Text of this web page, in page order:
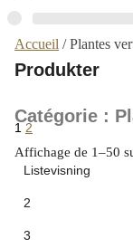
Accueil / Plantes
Produkter
Catégorie :
Affichage de 1–50
1 2
Listevisning
2
3